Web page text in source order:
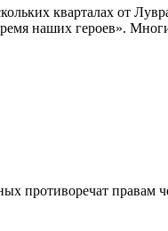
кварталах от
наших героев».
противоречат правам